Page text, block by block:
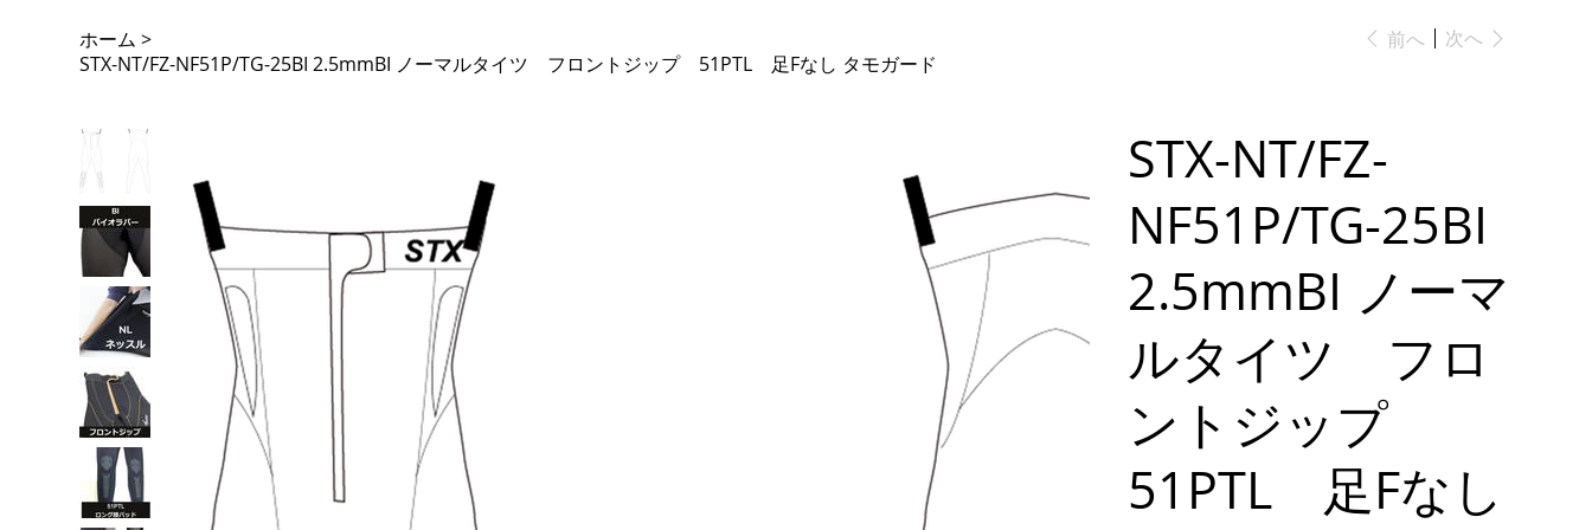
ホーム >
STX-NT/FZ-NF51P/TG-25BI 2.5mmBI ノーマルタイツ フロントジップ 51PTL 足Fなし タモガード
前へ 次へ
STX-NT/FZ-
NF51P/TG-25BI
2.5mmBI ノーマ
ルタイツ フロ
ントジップ
51PTL 足Fなし